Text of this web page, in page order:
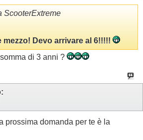
ScooterExtreme
mezzo! Devo arrivare al 6!!!!!
di 3 anni ?
prossima domanda per te è la